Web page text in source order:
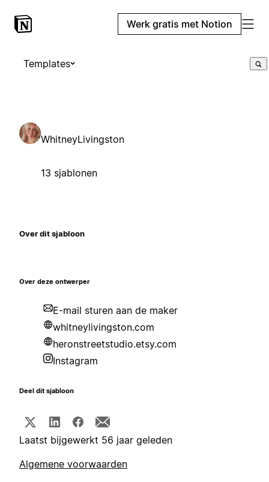
Werk gratis met Notion
Templates
WhitneyLivingston
13 sjablonen
Over dit sjabloon
Over deze ontwerper
E-mail sturen aan de maker
whitneylivingston.com
heronstreetstudio.etsy.com
Instagram
Deel dit sjabloon
Laatst bijgewerkt 56 jaar geleden
Algemene voorwaarden